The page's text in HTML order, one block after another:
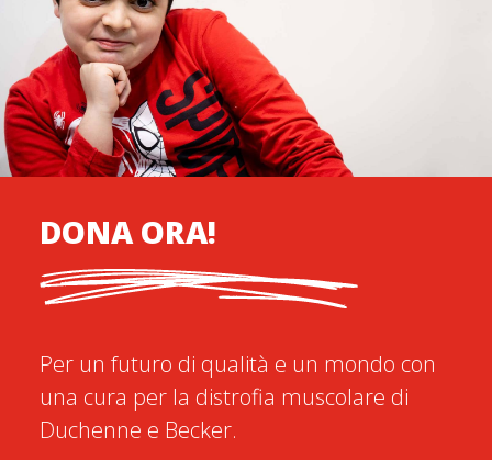
DONA ORA!
Per un futuro di qualità e un mondo con
una cura per la distrofia muscolare di
Duchenne e Becker.